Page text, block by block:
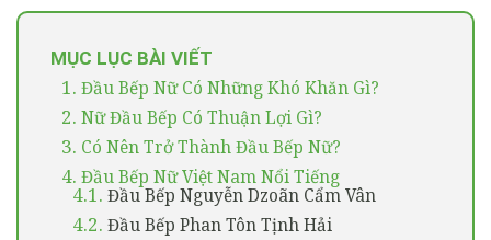
MỤC LỤC BÀI VIẾT
1. Đầu Bếp Nữ Có Những Khó Khăn Gì?
2. Nữ Đầu Bếp Có Thuận Lợi Gì?
3. Có Nên Trở Thành Đầu Bếp Nữ?
4. Đầu Bếp Nữ Việt Nam Nổi Tiếng
4.1. Đầu Bếp Nguyễn Dzoãn Cẩm Vân
4.2. Đầu Bếp Phan Tôn Tịnh Hải